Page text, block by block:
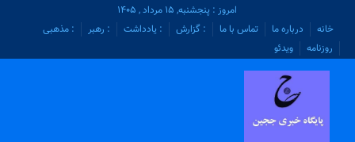
امروز : پنجشنبه, ۱۵ مرداد , ۱۴۰۵
خانه
درباره ما تماس با ما : گزارش : یادداشت : رهبر
: مذهبی
روزنامه
ویدئو